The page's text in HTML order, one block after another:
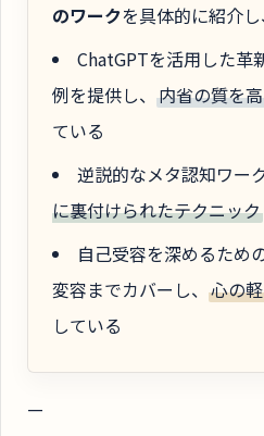
のワークを具体的に紹介
ChatGPTを活用した革
例を提供し、 内省の質を
ている
逆説的なメタ認知ワー
に裏付けられたテクニック
自己受容を深めるため
変容までカバーし、 心の
している
—